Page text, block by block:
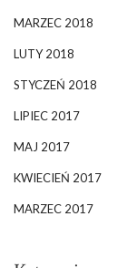
MARZEC 2018
LUTY 2018
STYCZEŃ 2018
LIPIEC 2017
MAJ 2017
KWIECIEŃ 2017
MARZEC 2017